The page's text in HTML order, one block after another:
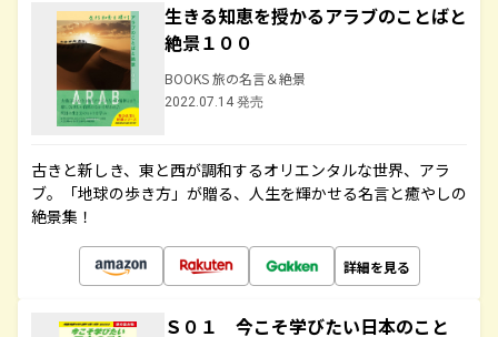
生きる知恵を授かるアラブのことばと
絶景１００
BOOKS 旅の名言＆絶景
2022.07.14 発売
古きと新しき、東と西が調和するオリエンタルな世界、アラ
ブ。「地球の歩き方」が贈る、人生を輝かせる名言と癒やしの
絶景集！
詳細を見る
Ｓ０１ 今こそ学びたい日本のこと